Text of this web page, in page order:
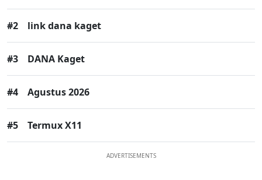
#2 link dana kaget
#3 DANA Kaget
#4 Agustus 2026
#5 Termux X11
ADVERTISEMENTS